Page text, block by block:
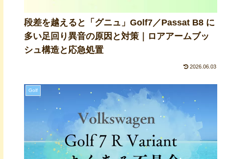
段差を越えると「グニュ」Golf7／Passat B8 に
多い足回り異音の原因と対策｜ロアアームブッ
シュ構造と応急処置
2026.06.03
Golf